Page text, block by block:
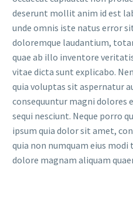
deserunt mollit anim id est
unde omnis iste natus error
doloremque laudantium,
quae ab illo inventore
vitae dicta sunt explicabo.
quia voluptas sit aspernatur
consequuntur magni dolores
sequi nesciunt. Neque porro
ipsum quia dolor sit amet,
quia non numquam eius
dolore magnam aliquam